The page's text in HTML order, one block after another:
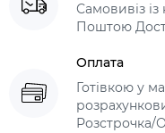
Самовивіз
Поштою
Оплата
Готівкою у
Розстрочка/